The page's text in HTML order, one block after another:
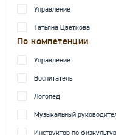
Управление
Татьяна Цветкова
По компетенции
Управление
Воспитатель
Логопед
Музыкальный
Инструктор по